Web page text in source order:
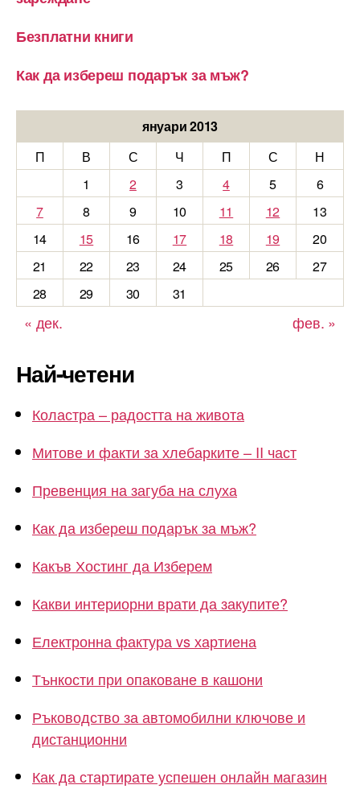
Безплатни книги
Как да избереш подарък за мъж?
януари 2013
П
В С Ч П С
Н
1
2 3 4 5
6
7
8 9 10 11 12
13
14
15 16 17 18 19
20
21
22 23 24 25 26
27
28
29 30 31
« дек. фев. »
Най-четени
Коластра – радостта на живота
Митове и факти за хлебарките – II част
Превенция на загуба на слуха
Как да избереш подарък за мъж?
Какъв Хостинг да Изберем
Какви интериорни врати да закупите?
Електронна фактура vs хартиена
Тънкости при опаковане в кашони
Ръководство за автомобилни ключове и
дистанционни
Как да стартирате успешен онлайн магазин